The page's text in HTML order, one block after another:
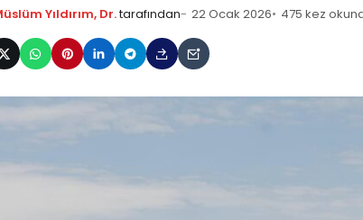
Yıldırım, Dr.tarafından 22 Ocak 2026 475 kez